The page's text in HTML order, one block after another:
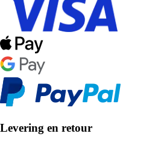
Levering en retour